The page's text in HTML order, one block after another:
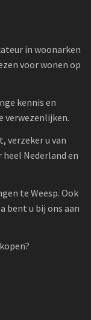
in woonarken
voor wonen op
kennis en
verwezenlijken.
verzeker u van
Nederland en
te Weesp. Ook
bent u bij ons aan